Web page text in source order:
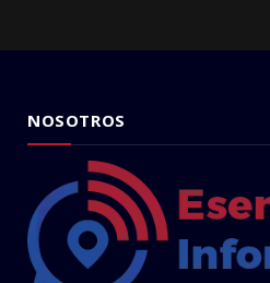
NOSOTROS